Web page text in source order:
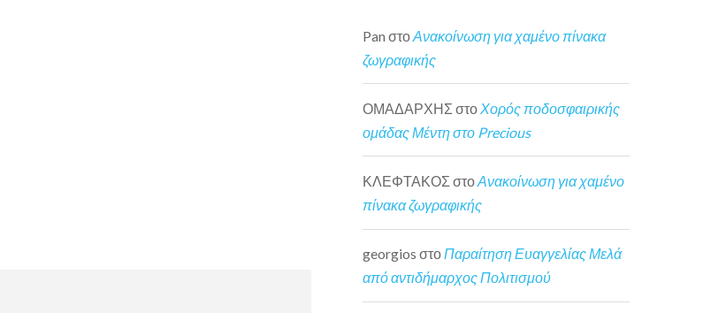
Pan στοΑνακοίνωση για χαμένο πίνακα
ζωγραφικής
ΟΜΑΔΑΡΧΗΣ στο Χορός ποδοσφαιρικής
ομάδας Μέντη στο Precious
ΚΛΕΦΤΑΚΟΣ στοΑνακοίνωση για χαμένο
πίνακα ζωγραφικής
georgios στοΠαραίτηση Ευαγγελίας Μελά
από αντιδήμαρχος Πολιτισμού